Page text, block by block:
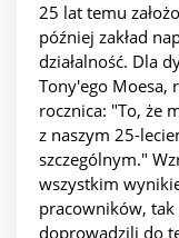
25 lat temu
później zakład
działalność. Dla
Tony'ego Moesa,
rocznica: "To, że
z naszym 25-
szczególnym."
wszystkim
pracowników, tak
doprowadzili do